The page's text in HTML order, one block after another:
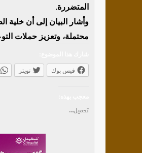
المتضررة.
وأشار البيان إلى أن
محتملة، وتعزيز حملات
فيس بوك تويتر
تحميل...